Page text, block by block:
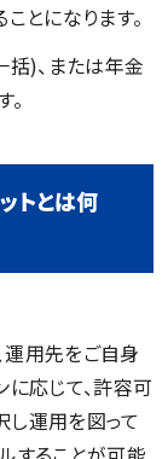
とになります。
括)、または年金
トとは何
運用先をご自身
に応じて、許容可
し運用を図って